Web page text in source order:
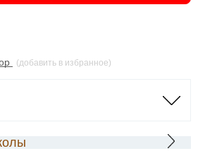
(добавить в избранное)